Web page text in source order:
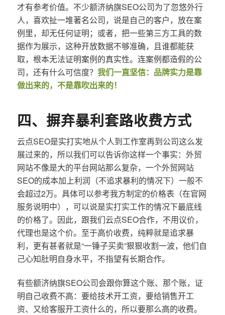
才有参考价值。不少额济纳旗SEO公司为了忽悠外行
人，喜欢扯一堆著名公司，说是自己的客户，放在案
例里，却无任何证明；或者，把一些第三方工具的数
据作为展示，这种开放数据不够准确，且谁都能获
取，根本无法证明案例的真实性。连案例都造假的公
司，还有什么可信度？ 我们一直坚信：品牌实力是靠
做出来的，不是靠吹出来的！
四、摒弃暴利套路收费方式
云点SEO是实打实地从个人到工作室再到公司这么发
展过来的，所以我们可以告诉你这样一个事实：外贸
网站不像是大的平台网站那么复杂，一个外贸网站
SEO的成本加上利润（不追求暴利的情况下）一般不
会超过2万。具体可以参考我方制定的价格表（在官网
服务说明中），可以说是实打实工作的情况下最底线
的价格了。因此，跟我们云点SEO合作，不用议价，
代理也是这个价。至于高价收费，纯粹就是追求暴
利，更有甚者就是“一锤子买卖”狠狠收割一波，他们自
己心知肚明自身水平，不指望有长期合作。
有些额济纳旗SEO公司会跟你算这个账、那个账，证
明自己收费不高：要给技术开工资，要给销售开工
资、又给客服开工资什么的，所以要那么高的收费。